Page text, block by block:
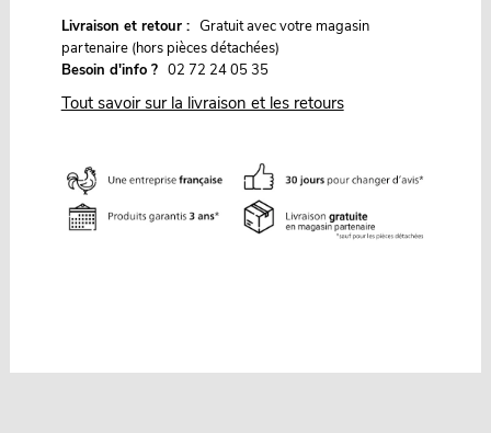
Livraison et retour : Gratuit avec votre magasin
partenaire (hors pièces détachées)
Besoin d'info ? 02 72 24 05 35
Tout savoir sur la livraison et les retours